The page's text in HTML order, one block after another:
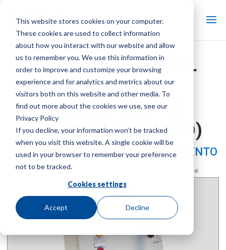
This website stores cookies on your computer.
These cookies are used to collect information
about how you interact with our website and allow
us to remember you. We use this information in
order to improve and customize your browsing
experience and for analytics and metrics about our
visitors both on this website and other media. To
find out more about the cookies we use, see our
Privacy Policy
If you decline, your information won’t be tracked
when you visit this website. A single cookie will be
used in your browser to remember your preference
not to be tracked.
Cookies settings
Accept Decline
PANEL DE CONTROL
MARLEY ABH
(CALENTADOR DE
LAVABO AVANZADO)
PIEZAS DE LA TORRE DE ENFRIAMIENTO
Marca:Marley| Tipo de producto:
Controles de la torre de